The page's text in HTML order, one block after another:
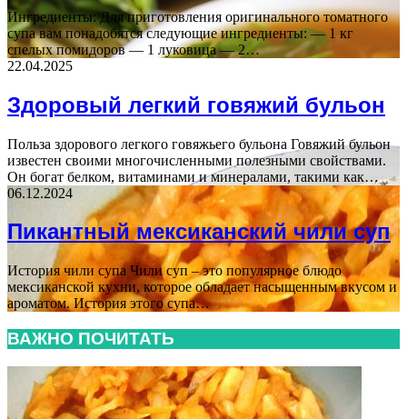
Ингредиенты: Для приготовления оригинального томатного
супа вам понадобятся следующие ингредиенты: — 1 кг
спелых помидоров — 1 луковица — 2…
22.04.2025
Здоровый легкий говяжий бульон
Польза здорового легкого говяжьего бульона Говяжий бульон
известен своими многочисленными полезными свойствами.
Он богат белком, витаминами и минералами, такими как…
06.12.2024
Пикантный мексиканский чили суп
История чили супа Чили суп – это популярное блюдо
мексиканской кухни, которое обладает насыщенным вкусом и
ароматом. История этого супа…
ВАЖНО ПОЧИТАТЬ